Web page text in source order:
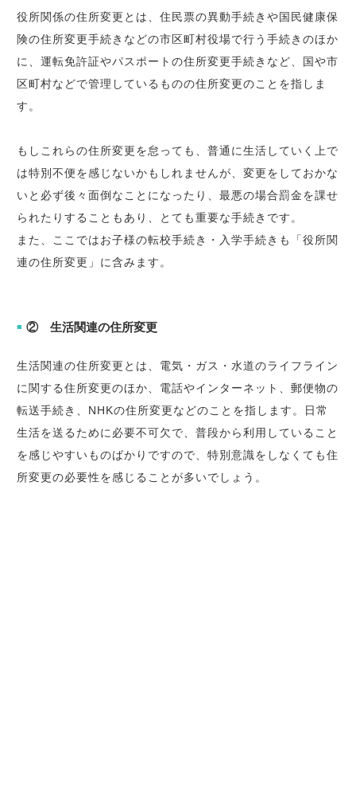
役所関係の住所変更とは、住民票の異動手続きや国民健康保
険の住所変更手続きなどの市区町村役場で行う手続きのほか
に、運転免許証やパスポートの住所変更手続きなど、国や市
区町村などで管理しているものの住所変更のことを指しま
す。
もしこれらの住所変更を怠っても、普通に生活していく上で
は特別不便を感じないかもしれませんが、変更をしておかな
いと必ず後々面倒なことになったり、最悪の場合罰金を課せ
られたりすることもあり、とても重要な手続きです。
また、ここではお子様の転校手続き・入学手続きも「役所関
連の住所変更」に含みます。
■ ② 生活関連の住所変更
生活関連の住所変更とは、電気・ガス・水道のライフライン
に関する住所変更のほか、電話やインターネット、郵便物の
転送手続き、NHKの住所変更などのことを指します。日常
生活を送るために必要不可欠で、普段から利用していること
を感じやすいものばかりですので、特別意識をしなくても住
所変更の必要性を感じることが多いでしょう。